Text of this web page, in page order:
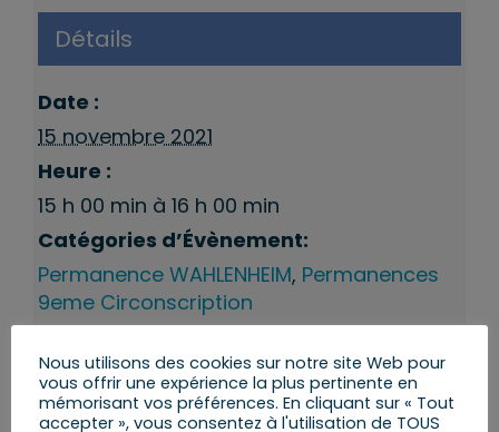
Détails
Date :
15 novembre 2021
Heure :
15 h 00 min à 16 h 00 min
Catégories d’Évènement:
Permanence WAHLENHEIM, Permanences
9eme Circonscription
Nous utilisons des cookies sur notre site Web pour
vous offrir une expérience la plus pertinente en
mémorisant vos préférences. En cliquant sur « Tout
accepter », vous consentez à l'utilisation de TOUS